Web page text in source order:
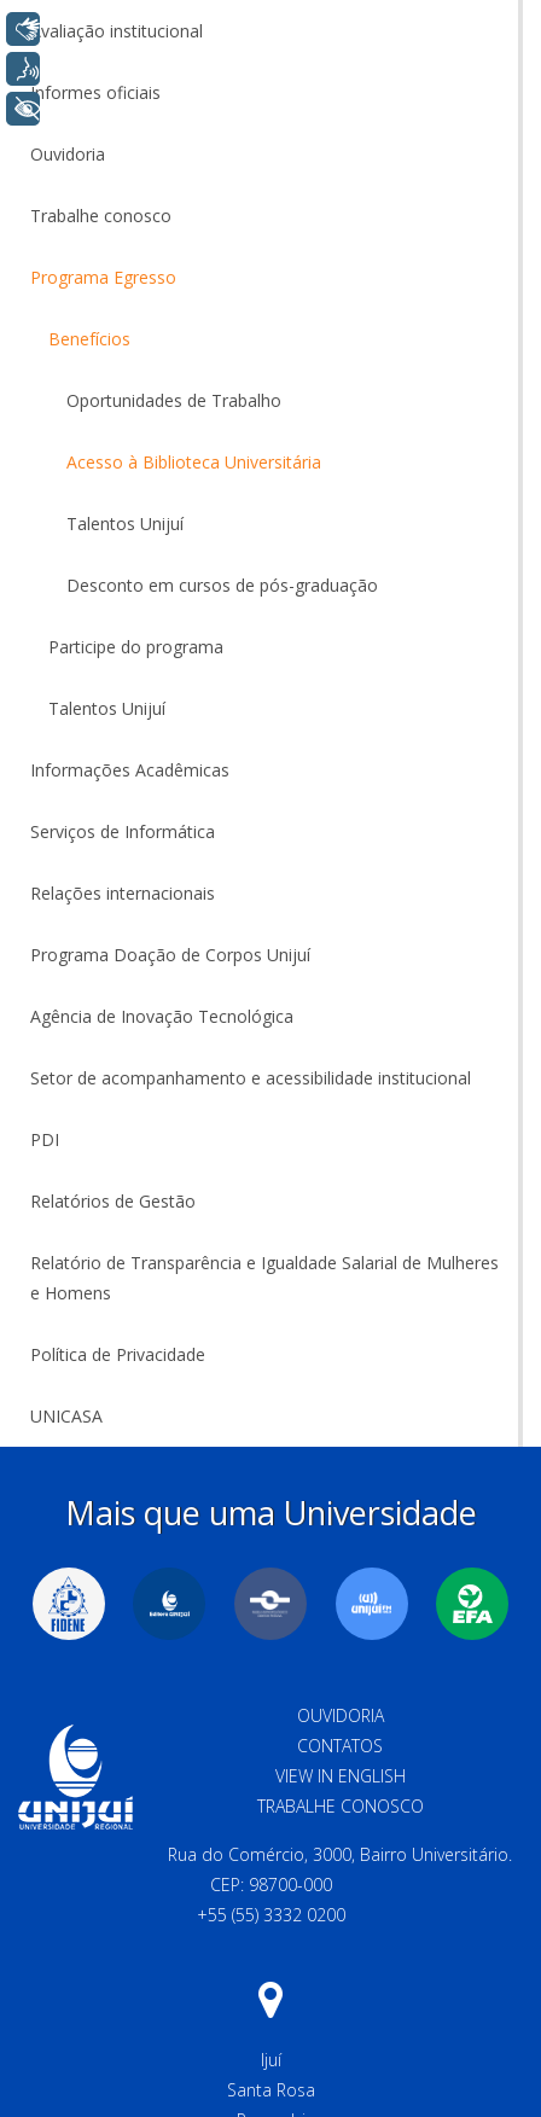
Avaliação institucional
Informes oficiais
Ouvidoria
Trabalhe conosco
Programa Egresso
Benefícios
Oportunidades de Trabalho
Acesso à Biblioteca Universitária
Talentos Unijuí
Desconto em cursos de pós-graduação
Participe do programa
Talentos Unijuí
Informações Acadêmicas
Serviços de Informática
Relações internacionais
Programa Doação de Corpos Unijuí
Agência de Inovação Tecnológica
Setor de acompanhamento e acessibilidade institucional
PDI
Relatórios de Gestão
Relatório de Transparência e Igualdade Salarial de Mulheres
e Homens
Política de Privacidade
UNICASA
Mais que uma Universidade
OUVIDORIA
CONTATOS
VIEW IN ENGLISH
TRABALHE CONOSCO
Rua do Comércio, 3000, Bairro Universitário.
CEP: 98700-000
+55 (55) 3332 0200
Ijuí
Santa Rosa
Libras